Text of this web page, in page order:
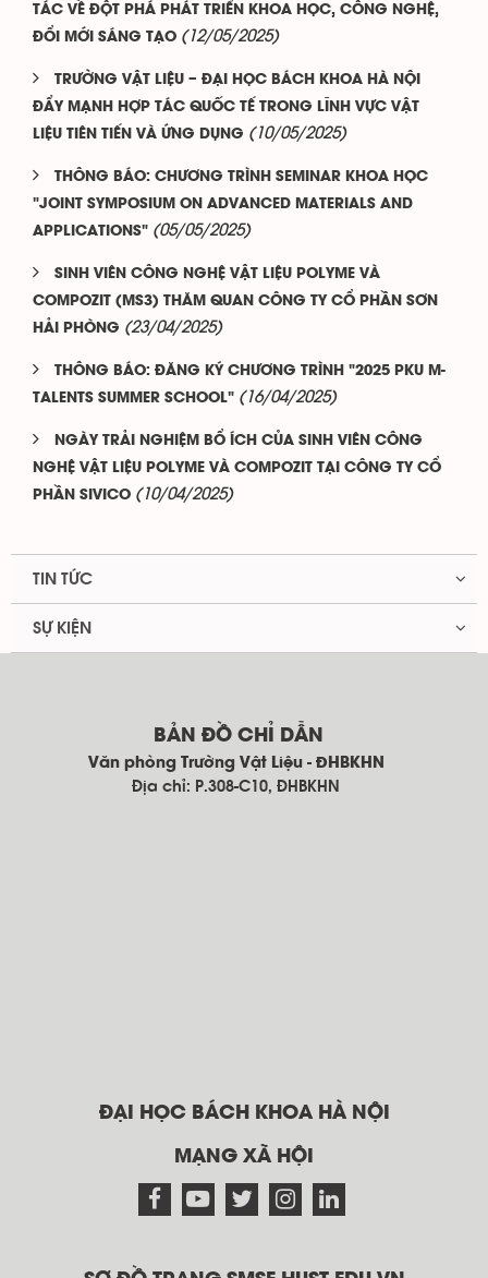
TÁC VỀ ĐỘT PHÁ PHÁT TRIỂN KHOA HỌC, CÔNG NGHỆ,
ĐỔI MỚI SÁNG TẠO (12/05/2025)
TRƯỜNG VẬT LIỆU – ĐẠI HỌC BÁCH KHOA HÀ NỘI
ĐẨY MẠNH HỢP TÁC QUỐC TẾ TRONG LĨNH VỰC VẬT
LIỆU TIÊN TIẾN VÀ ỨNG DỤNG (10/05/2025)
THÔNG BÁO: CHƯƠNG TRÌNH SEMINAR KHOA HỌC
"JOINT SYMPOSIUM ON ADVANCED MATERIALS AND
APPLICATIONS" (05/05/2025)
SINH VIÊN CÔNG NGHỆ VẬT LIỆU POLYME VÀ
COMPOZIT (MS3) THĂM QUAN CÔNG TY CỔ PHẦN SƠN
HẢI PHÒNG (23/04/2025)
THÔNG BÁO: ĐĂNG KÝ CHƯƠNG TRÌNH "2025 PKU M-
TALENTS SUMMER SCHOOL" (16/04/2025)
NGÀY TRẢI NGHIỆM BỔ ÍCH CỦA SINH VIÊN CÔNG
NGHỆ VẬT LIỆU POLYME VÀ COMPOZIT TẠI CÔNG TY CỔ
PHẦN SIVICO (10/04/2025)
TIN TỨC
SỰ KIỆN
BẢN ĐỒ CHỈ DẪN
Văn phòng Trường Vật Liệu - ĐHBKHN
Địa chỉ: P.308-C10, ĐHBKHN
ĐẠI HỌC BÁCH KHOA HÀ NỘI
MẠNG XÃ HỘI